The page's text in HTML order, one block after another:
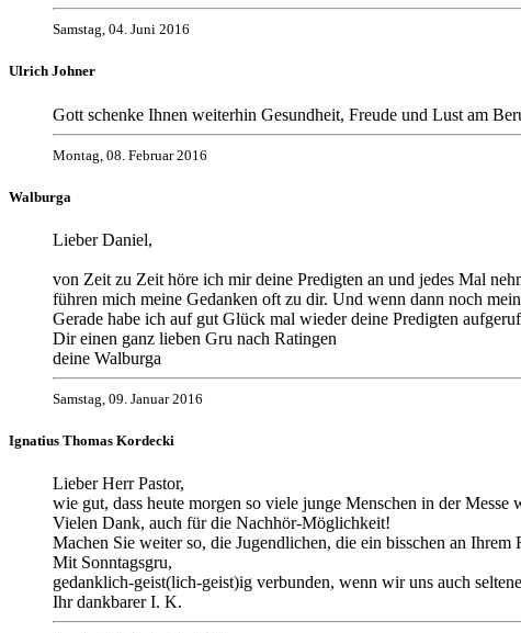
Samstag, 04. Juni 2016
Ulrich Johner
Gott schenke Ihnen weiterhin Gesundheit, Freude und Lust am
Montag, 08. Februar 2016
Walburga
Lieber Daniel,
von Zeit zu Zeit höre ich mir deine Predigten an und jedes Mal
führen mich meine Gedanken oft zu dir. Und wenn dann noch
Gerade habe ich auf gut Glück mal wieder deine Predigten
Dir einen ganz lieben Gru nach Ratingen
deine Walburga
Samstag, 09. Januar 2016
Ignatius Thomas Kordecki
Lieber Herr Pastor,
wie gut, dass heute morgen so viele junge Menschen in der Messe
Vielen Dank, auch für die Nachhör-Möglichkeit!
Machen Sie weiter so, die Jugendlichen, die ein bisschen an
Mit Sonntagsgru,
gedanklich-geist(lich-geist)ig verbunden, wenn wir uns auch
Ihr dankbarer I. K.